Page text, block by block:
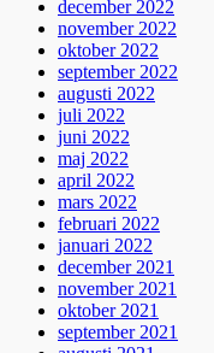
december 2022
november 2022
oktober 2022
september 2022
augusti 2022
juli 2022
juni 2022
maj 2022
april 2022
mars 2022
februari 2022
januari 2022
december 2021
november 2021
oktober 2021
september 2021